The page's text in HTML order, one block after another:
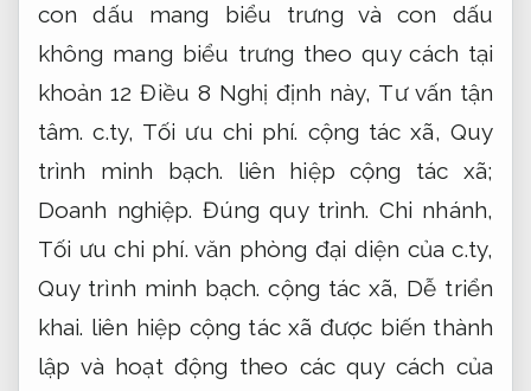
con dấu mang biểu trưng và con dấu
không mang biểu trưng theo quy cách tại
khoản 12 Điều 8 Nghị định này, Tư vấn tận
tâm. c.ty, Tối ưu chi phí. cộng tác xã, Quy
trình minh bạch. liên hiệp cộng tác xã;
Doanh nghiệp. Đúng quy trình. Chi nhánh,
Tối ưu chi phí. văn phòng đại diện của c.ty,
Quy trình minh bạch. cộng tác xã, Dễ triển
khai. liên hiệp cộng tác xã được biến thành
lập và hoạt động theo các quy cách của